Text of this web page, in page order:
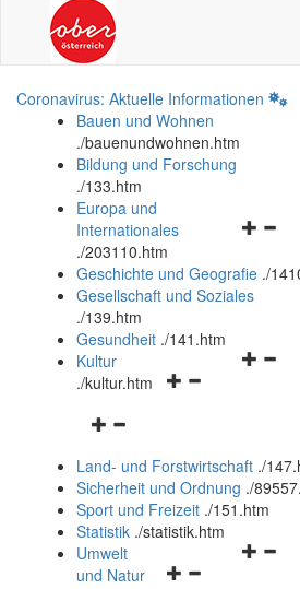
Coronavirus: Aktuelle Informationen
Bauen und Wohnen
./bauenundwohnen.htm
Bildung und Forschung
./133.htm
und
schließen
Europa und
Internationales
./203110.htm
Geschichte und Geografie ./
Gesellschaft und Soziales
./139.htm
Gesundheit ./141.htm
Navigationsmenü
Kultur
./kultur.htm
Navigationsmenü
und
schließen
Land- und Forstwirtschaft ./
Sicherheit und Ordnung ./
Sport und Freizeit ./151.htm
Statistik ./statistik.htm
Navigationsmenü
Umwelt
und Natur